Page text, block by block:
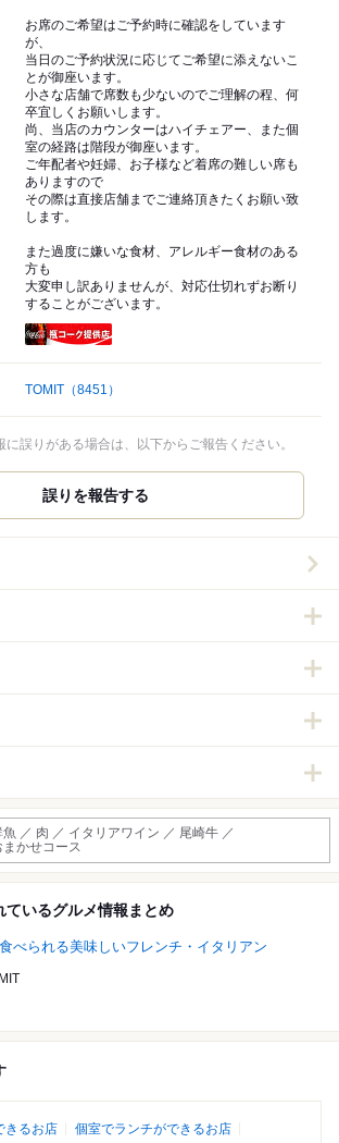
お席のご希望はご予約時に確認をしています
が、
当日のご予約状況に応じてご希望に添えないこ
とが御座います。
小さな店舗で席数も少ないのでご理解の程、何
卒宜しくお願いします。
尚、当店のカウンターはハイチェアー、また個
室の経路は階段が御座います。
ご年配者や妊婦、お子様など着席の難しい席も
ありますので
その際は直接店舗までご連絡頂きたくお願い致
します。
また過度に嫌いな食材、アレルギー食材のある
方も
大変申し訳ありませんが、対応仕切れずお断り
することがございます。
TOMIT （8451）
誤りがある場合は、以下からご報告ください。
誤りを報告する
魚 ／ 肉 ／ イタリアワイン ／ 尾崎牛 ／
まかせコース
ているグルメ情報まとめ
べられる美味しいフレンチ・イタリアン
きるお店
個室でランチができるお店